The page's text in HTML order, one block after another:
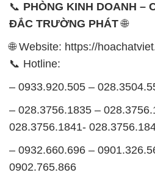
📞 PHÒNG KINH DOANH –
ĐẮC TRƯỜNG PHÁT🌐
🌐 Website: https://
📞 Hotline:
– 0933.920.505 –
– 028.3756.1835 –
028.3756.1841-
– 0932.660.696 –
0902.765.866